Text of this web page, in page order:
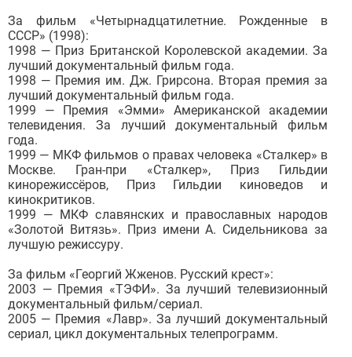
За фильм «Четырнадцатилетние. Рожденные в
СССР» (1998):
1998 — Приз Британской Королевской академии. За
лучший документальный фильм года.
1998 — Премия им. Дж. Грирсона. Вторая премия за
лучший документальный фильм года.
1999 — Премия «Эмми» Американской академии
телевидения. За лучший документальный фильм
года.
1999 — МКФ фильмов о правах человека «Сталкер» в
Москве. Гран-при «Сталкер», Приз Гильдии
кинорежиссёров, Приз Гильдии киноведов и
кинокритиков.
1999 — МКФ славянских и православных народов
«Золотой Витязь». Приз имени А. Сидельникова за
лучшую режиссуру.
За фильм «Георгий Жженов. Русский крест»:
2003 — Премия «ТЭФИ». За лучший телевизионный
документальный фильм/сериал.
2005 — Премия «Лавр». За лучший документальный
сериал, цикл документальных телепрограмм.